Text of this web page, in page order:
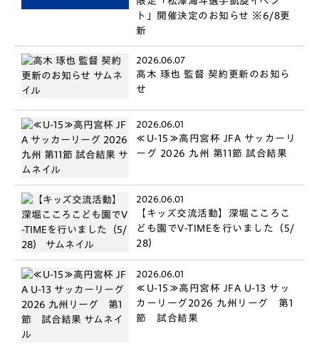
ト」開催決定のお知らせ ※6/8更
新
2026.06.07
高木 琢也 監督 契約更新のお知ら
せ
2026.06.01
≪U-15≫高円宮杯 JFA サッカーリ
ーグ 2026 九州 第11節 試合結果
2026.06.01
【キッズ交流活動】深堀こころこ
ども園でV-TIMEを行いました（5/
28）
2026.06.01
≪U-15≫高円宮杯 JFA U-13 サッ
カーリーグ2026 九州リーグ 第1
節 試合結果